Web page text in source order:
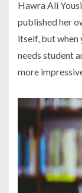
Hawra Ali
published her
itself, but when
needs student
more